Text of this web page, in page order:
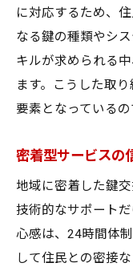
に与える信頼
地域社会
信頼の礎
鍵交換サ
住民の信
住民から
に対応するため、
なる鍵の種類やシ
キルが求められる
ます。こうした取
要素となっているの
密着型サービスの
地域に密着した鍵
技術的なサポート
心感は、24時間体
して住民との密接